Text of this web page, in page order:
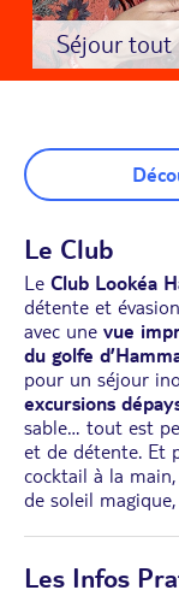
Séjour
Le Club
Le Club Lookéa
détente et
avec une vue
du golfe
pour un séjour
excursions
sable… tout est
et de détente. Et
cocktail à la
de soleil
Les Infos